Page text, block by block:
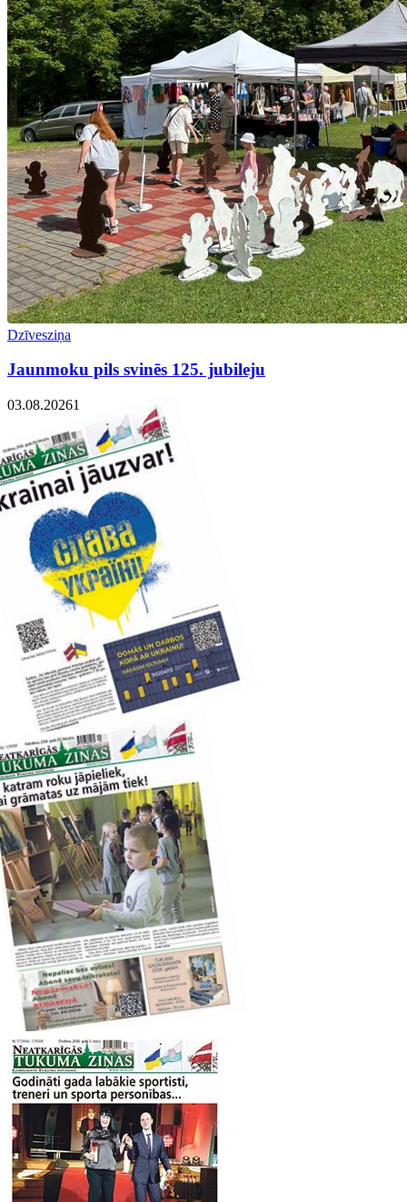
Dzīvesziņa
Jaunmoku pils svinēs 125. jubileju
03.08.20261